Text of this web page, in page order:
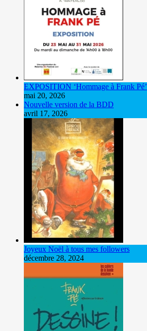
EXPOSITION ‘Hommage à Frank Pé’
mai 20, 2026
Nouvelle version de la BDD
avril 17, 2026
Joyeux Noël à tous mes followers
décembre 28, 2024